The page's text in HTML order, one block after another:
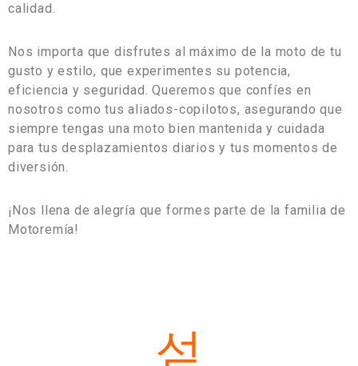
calidad.
Nos importa que disfrutes al máximo de la moto de tu
gusto y estilo, que experimentes su potencia,
eficiencia y seguridad. Queremos que confíes en
nosotros como tus aliados-copilotos, asegurando que
siempre tengas una moto bien mantenida y cuidada
para tus desplazamientos diarios y tus momentos de
diversión.
¡Nos llena de alegría que formes parte de la familia de
Motoremía!